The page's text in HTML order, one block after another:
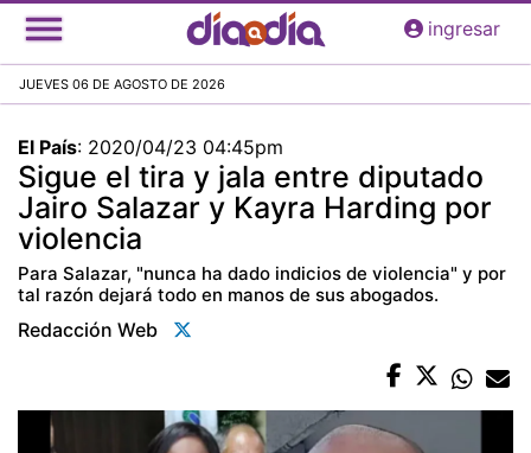
Pasar
al
principal
ingresar
JUEVES 06 DE AGOSTO DE 2026
El País: 2020/04/23 04:45pm
Sigue el tira y jala entre diputado
Jairo Salazar y Kayra Harding por
violencia
Para Salazar, "nunca ha dado indicios de violencia" y por
tal razón dejará todo en manos de sus abogados.
Redacción Web